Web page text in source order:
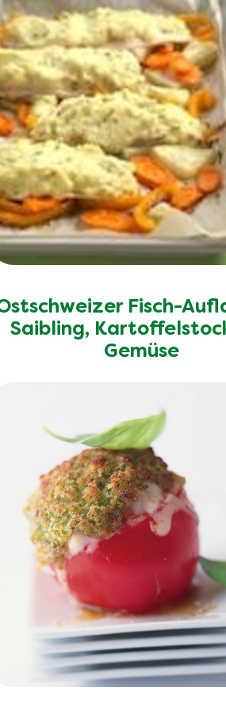
Fisch-
Saibling,
Gemüse